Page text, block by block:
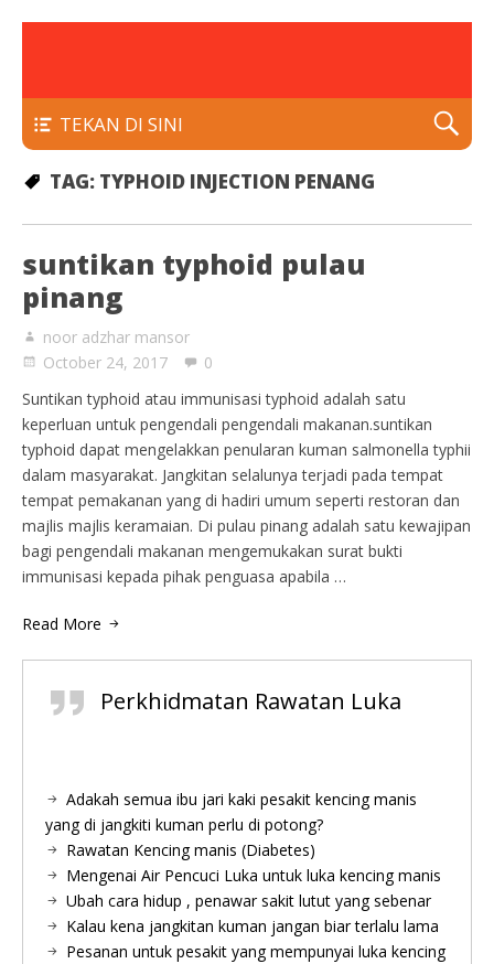
TEKAN DI SINI
TAG: TYPHOID INJECTION PENANG
suntikan typhoid pulau
pinang
noor adzhar mansor
October 24, 2017
0
Suntikan typhoid atau immunisasi typhoid adalah satu
keperluan untuk pengendali pengendali makanan.suntikan
typhoid dapat mengelakkan penularan kuman salmonella typhii
dalam masyarakat. Jangkitan selalunya terjadi pada tempat
tempat pemakanan yang di hadiri umum seperti restoran dan
majlis majlis keramaian. Di pulau pinang adalah satu kewajipan
bagi pengendali makanan mengemukakan surat bukti
immunisasi kepada pihak penguasa apabila …
Read More
Perkhidmatan Rawatan Luka
Adakah semua ibu jari kaki pesakit kencing manis
yang di jangkiti kuman perlu di potong?
Rawatan Kencing manis (Diabetes)
Mengenai Air Pencuci Luka untuk luka kencing manis
Ubah cara hidup , penawar sakit lutut yang sebenar
Kalau kena jangkitan kuman jangan biar terlalu lama
Pesanan untuk pesakit yang mempunyai luka kencing